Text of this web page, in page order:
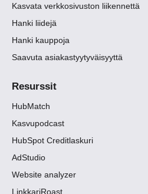
Kasvata verkkosivuston liikennettä
Hanki liidejä
Hanki kauppoja
Saavuta asiakastyytyväisyyttä
Resurssit
HubMatch
Kasvupodcast
HubSpot Creditlaskuri
AdStudio
Website analyzer
LinkkariRoast